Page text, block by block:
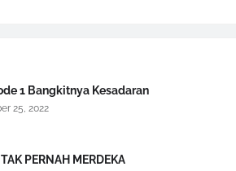
1 Bangkitnya Kesadaran
25, 2022
TAK PERNAH MERDEKA